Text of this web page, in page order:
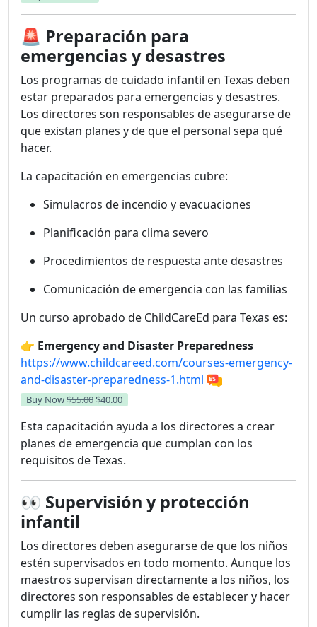
🚨 Preparación para
emergencias y desastres
Los programas de cuidado infantil en Texas deben
estar preparados para emergencias y desastres.
Los directores son responsables de asegurarse de
que existan planes y de que el personal sepa qué
hacer.
La capacitación en emergencias cubre:
Simulacros de incendio y evacuaciones
Planificación para clima severo
Procedimientos de respuesta ante desastres
Comunicación de emergencia con las familias
Un curso aprobado de ChildCareEd para Texas es:
👉 Emergency and Disaster Preparedness
https://www.childcareed.com/courses-emergency-
and-disaster-preparedness-1.html
Buy Now$55.00 $40.00
Esta capacitación ayuda a los directores a crear
planes de emergencia que cumplan con los
requisitos de Texas.
👀 Supervisión y protección
infantil
Los directores deben asegurarse de que los niños
estén supervisados en todo momento. Aunque los
maestros supervisan directamente a los niños, los
directores son responsables de establecer y hacer
cumplir las reglas de supervisión.